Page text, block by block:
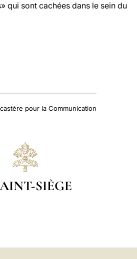
qui sont cachées dans le sein du
pour la Communication
SIÈGE